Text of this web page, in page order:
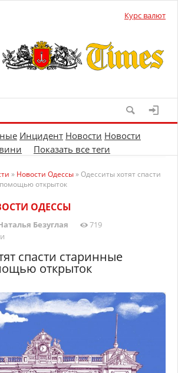
Курс валют
Инцидент Новости Новости
Показать все теги
» Новости Одессы» Одесситы хотят спасти
открыток
ОДЕССЫ
Безуглая
719
спасти старинные
открыток